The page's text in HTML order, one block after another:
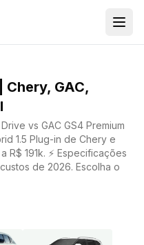
Chery, GAC,
vs GAC GS4 Premium
1.5 Plug-in de Chery e
R$ 191k. ⚡ Especificações
de 2026. Escolha o